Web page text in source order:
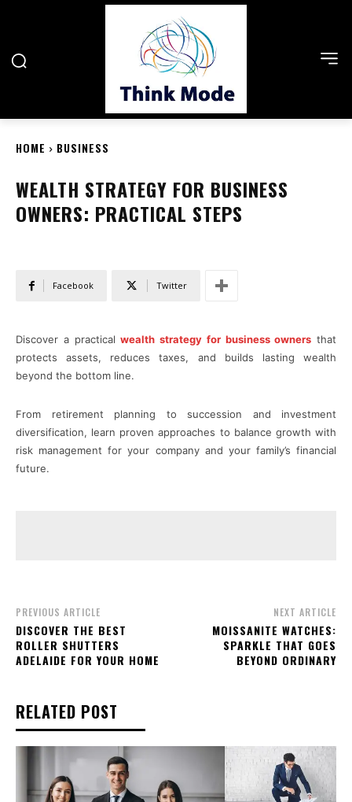
HOME BUSINESS
WEALTH STRATEGY FOR BUSINESS
OWNERS: PRACTICAL STEPS
Facebook Twitter
Discover a practicalwealth strategy for business owners that
protects assets, reduces taxes, and builds lasting wealth
beyond the bottom line.
From retirement planning to succession and investment
diversification, learn proven approaches to balance growth with
risk management for your company and your family’s financial
future.
PREVIOUS ARTICLE
DISCOVER THE BEST
ROLLER SHUTTERS
ADELAIDE FOR YOUR HOME
NEXT ARTICLE
MOISSANITE WATCHES:
SPARKLE THAT GOES
BEYOND ORDINARY
RELATED POST